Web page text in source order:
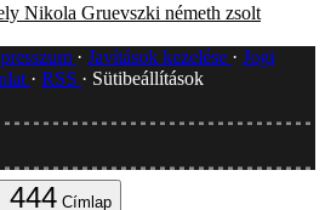
Nikola Gruevszki németh zsolt
Javítások kezelése
Jogi
RSS
Sütibeállítások
Címlap